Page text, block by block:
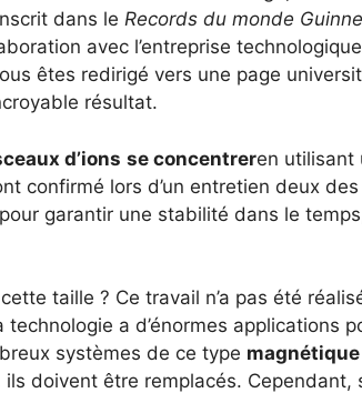
dans le Records du monde
avec l’entreprise
êtes redirigé vers une page
résultat.
d’ions se concentreren utilisant
confirmé lors d’un entretien deux
garantir une stabilité dans le
taille ? Ce travail n’a pas été
a d’énormes applications
systèmes de ce type magnétique
doivent être remplacés. Cependant,